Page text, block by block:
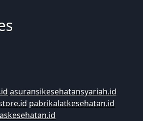
asuransikesehatansyariah.id
pabrikalatkesehatan.id